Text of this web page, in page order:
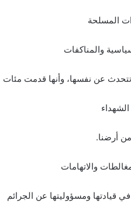
المسلحة
والمناكفات
تتحدث عن نفسها، وأنها قدمت مئات
أرضنا.
والاتهامات
ومسؤوليتها عن الجرائم